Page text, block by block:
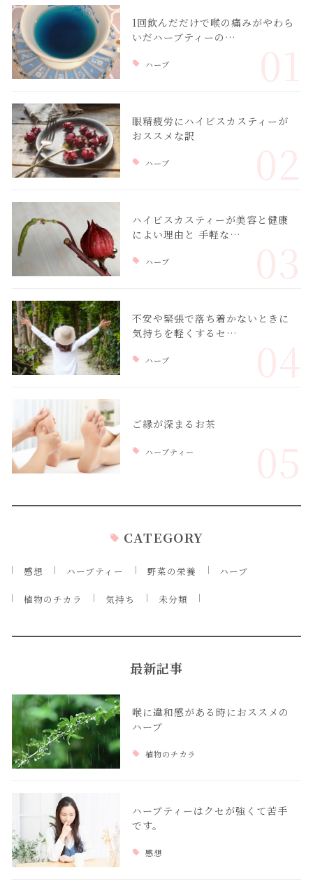
1回飲んだだけで喉の痛みがやわら
いだハーブティーの…
ハーブ
眼精疲労にハイビスカスティーが
おススメな訳
ハーブ
ハイビスカスティーが美容と健康
によい理由と 手軽な…
ハーブ
不安や緊張で落ち着かないときに
気持ちを軽くするセ…
ハーブ
ご縁が深まるお茶
ハーブティー
CATEGORY
感想 ハーブティー 野菜の栄養 ハーブ
植物のチカラ 気持ち 未分類
最新記事
喉に違和感がある時におススメの
ハーブ
植物のチカラ
ハーブティーはクセが強くて苦手
です。
感想